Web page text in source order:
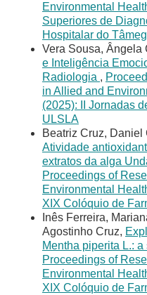
Environmental
Superiores de
Hospitalar do
Vera Sousa, Ângela
e Inteligência
Radiologia ,
in Allied and
(2025): II Jornadas
ULSLA
Beatriz Cruz,
Atividade
extratos da alga
Proceedings of
Environmental
XIX Colóquio de
Inês Ferreira,
Agostinho Cruz,
Mentha piperita L.:
Proceedings of
Environmental
XIX Colóquio de